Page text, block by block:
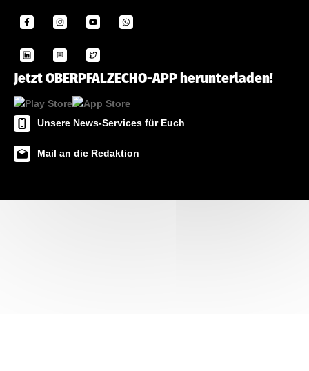
Jetzt OBERPFALZECHO-APP herunterladen!
Unsere News-Services für Euch
Mail an die Redaktion